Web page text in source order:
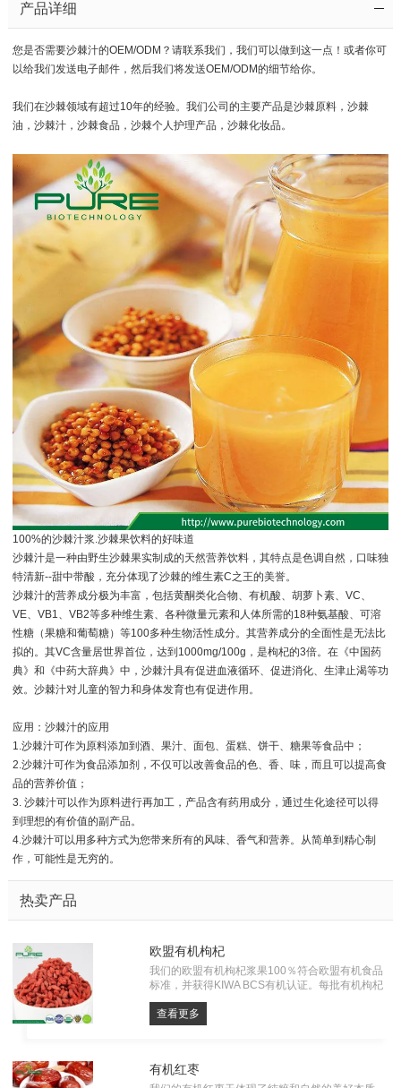
产品详细
您是否需要沙棘汁的OEM/ODM？请联系我们，我们可以做到这一点！或者你可
以给我们发送电子邮件，然后我们将发送OEM/ODM的细节给你。
我们在沙棘领域有超过10年的经验。我们公司的主要产品是沙棘原料，沙棘
油，沙棘汁，沙棘食品，沙棘个人护理产品，沙棘化妆品。
100%的沙棘汁浆.沙棘果饮料的好味道
沙棘汁是一种由野生沙棘果实制成的天然营养饮料，其特点是色调自然，口味独
特清新--甜中带酸，充分体现了沙棘的维生素C之王的美誉。
沙棘汁的营养成分极为丰富，包括黄酮类化合物、有机酸、胡萝卜素、VC、
VE、VB1、VB2等多种维生素、各种微量元素和人体所需的18种氨基酸、可溶
性糖（果糖和葡萄糖）等100多种生物活性成分。其营养成分的全面性是无法比
拟的。其VC含量居世界首位，达到1000mg/100g，是枸杞的3倍。在《中国药
典》和《中药大辞典》中，沙棘汁具有促进血液循环、促进消化、生津止渴等功
效。沙棘汁对儿童的智力和身体发育也有促进作用。
应用：沙棘汁的应用
1.沙棘汁可作为原料添加到酒、果汁、面包、蛋糕、饼干、糖果等食品中；
2.沙棘汁可作为食品添加剂，不仅可以改善食品的色、香、味，而且可以提高食
品的营养价值；
3. 沙棘汁可以作为原料进行再加工，产品含有药用成分，通过生化途径可以得
到理想的有价值的副产品。
4.沙棘汁可以用多种方式为您带来所有的风味、香气和营养。从简单到精心制
作，可能性是无穷的。
热卖产品
欧盟有机枸杞
我们的欧盟有机枸杞浆果100％符合欧盟有机食品
标准，并获得KIWA BCS有机认证。每批有机枸杞
都必须经过农药残留，重金属和微生物的检测。一
切从源头，有自己的工厂。
查看更多
有机红枣